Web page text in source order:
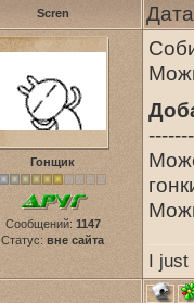
Scren
Гонщик
Сообщений: 1147
Статус: вне сайта
I just